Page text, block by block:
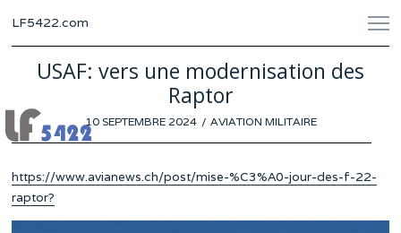
LF5422.com
USAF: vers une modernisation des
Raptor
POSTED
ON
10 SEPTEMBRE 20243 AVIATION MILITAIRE
https://www.avianews.ch/post/mise-%C3%A0-jour-des-f-22-
raptor?